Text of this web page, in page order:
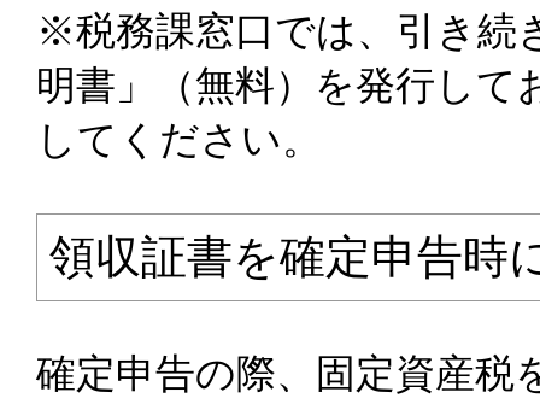
※税務課窓口では、引き続
明書」（無料）を発行し
してください。
領収証書を確定申告時
確定申告の際、固定資産税